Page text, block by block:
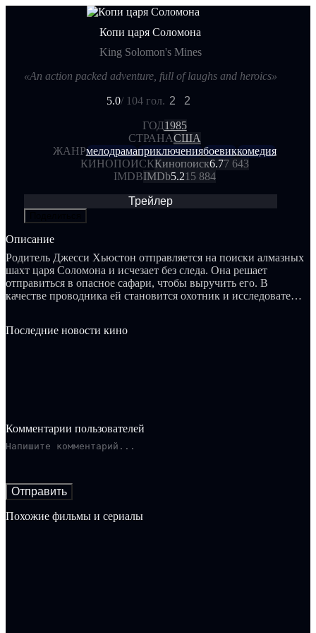
Копи царя Соломона
King Solomon's Mines
«An action packed adventure, full of laughs and heroics»
5.0/ 104 гол. 2 2
ГОД1985
СТРАНАСША
ЖАНРмелодрамаприключениябоевиккомедия
КИНОПОИСККинопоиск6.77 643
IMDBIMDb5.215 884
Трейлер
Описание
Родитель Джесси Хьюстон отправляется на поиски алмазных
шахт царя Соломона и исчезает без следа. Она решает
отправиться в опасное сафари, чтобы выручить его. В
качестве проводника ей становится охотник и исследователь
Последние новости кино
Комментарии пользователей
Отправить
Похожие фильмы и сериалы